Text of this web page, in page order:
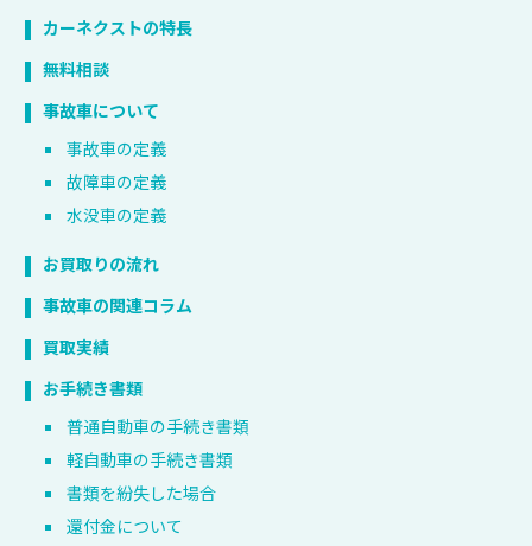
カーネクストの特長
無料相談
事故車について
事故車の定義
故障車の定義
水没車の定義
お買取りの流れ
事故車の関連コラム
買取実績
お手続き書類
普通自動車の手続き書類
軽自動車の手続き書類
書類を紛失した場合
還付金について